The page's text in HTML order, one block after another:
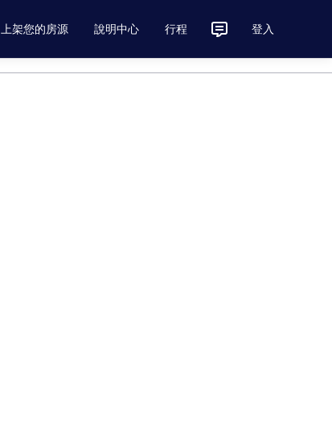
上架您的房源 說明中心 行程 登入